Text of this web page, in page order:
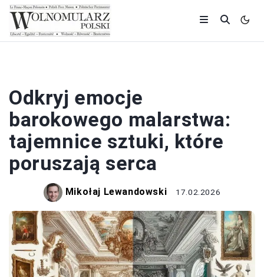
Odkryj emocje
barokowego malarstwa:
tajemnice sztuki, które
poruszają serca
Mikołaj Lewandowski 17.02.2026